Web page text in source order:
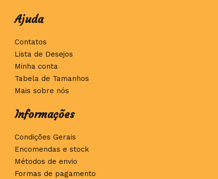
Ajuda
Contatos
Lista de Desejos
Minha conta
Tabela de Tamanhos
Mais sobre nós
Informações
Condições Gerais
Encomendas e stock
Métodos de envio
Formas de pagamento